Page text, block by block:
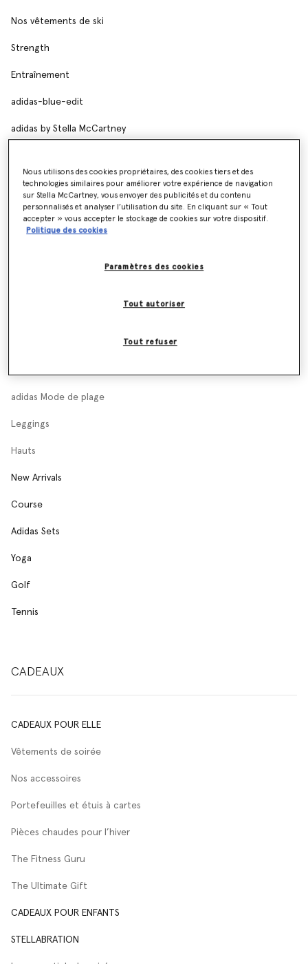
Nos vêtements de ski
Strength
Entraînement
adidas-blue-edit
adidas by Stella McCartney
Shorts
Accessoires
Jogging et Survêtement
adidas Mode de plage
Leggings
Hauts
New Arrivals
Course
Adidas Sets
Yoga
Golf
Tennis
CADEAUX
CADEAUX POUR ELLE
Vêtements de soirée
Nos accessoires
Portefeuilles et étuis à cartes
Pièces chaudes pour l’hiver
The Fitness Guru
The Ultimate Gift
CADEAUX POUR ENFANTS
STELLABRATION
Nous utilisons des cookies propriétaires, des cookies tiers et des
technologies similaires pour améliorer votre expérience de navigation
sur Stella McCartney, vous envoyer des publicités et du contenu
personnalisés et analyser l’utilisation du site. En cliquant sur « Tout
accepter » vous accepter le stockage de cookies sur votre dispositif.
Politique des cookies
Paramètres des cookies
Tout refuser
Tout autoriser